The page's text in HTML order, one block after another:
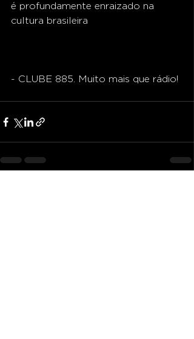
é profundamente enraizado na
cultura brasileira
- CLUBE 885. Muito mais que rádio!